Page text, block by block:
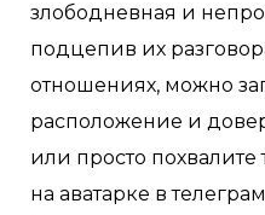
злободневная и
подцепив их
отношениях, можно
расположение и
или просто
на аватарке в